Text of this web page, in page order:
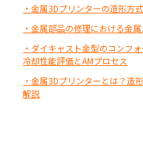
・金属3Dプリンターの造形方
・金属部品の修理における金
・ダイキャスト金型のコンフ
冷却性能評価とAMプロセス
・金属3Dプリンターとは？造
解説